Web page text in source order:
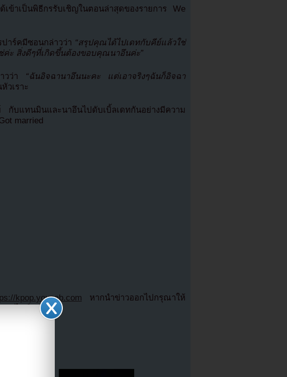
าเป็นพิธีกรรับเชิญในตอนล่าสุดของรายการ We
าร์คมีซอนกล่าวว่า “สรุปคุณได้ไปเดทกับคีย์แล้วใช่
ค่ะ สิ่งดีๆที่เกิดขึ้นต้องขอบคุณนาอึนค่ะ”
วว่า “ฉันอิจฉานาอึนนะคะ แต่เอาจริงๆฉันก็อิจฉา
วเราะ
กับแทนมินและนาอึนไปดับเบิ้ลเดทกันอย่างมีความ
married
kpop.youzab.com หากนำข่าวออกไปกรุณาให้
ไฟล์ภาพ)